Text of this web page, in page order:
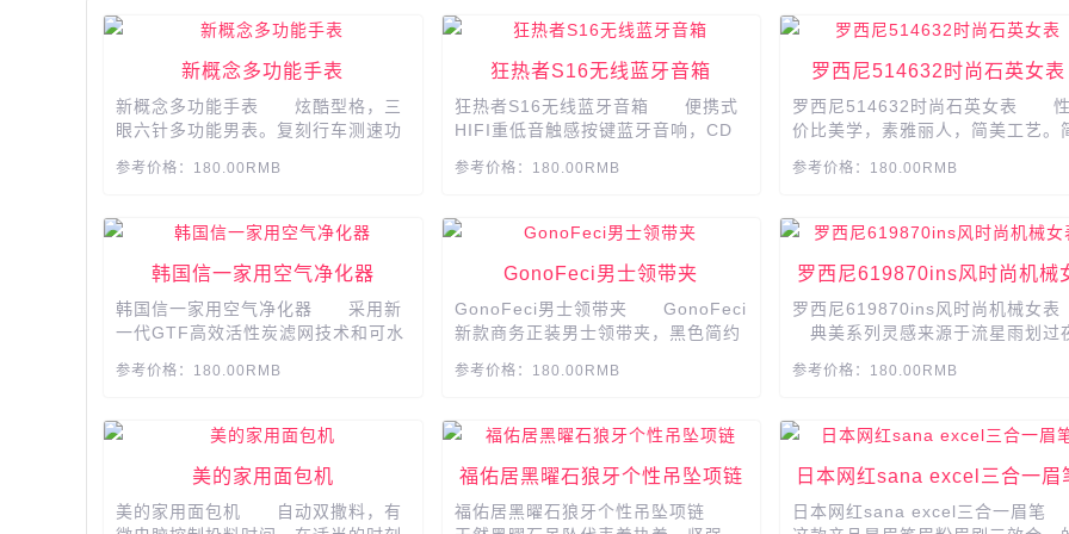
新概念多功能手表
新概念多功能手表 炫酷型格，三
眼六针多功能男表。复刻行车测速功
军工级潮牌腕表，适合送给可爱的T
参考价格：180.00RMB
狂热者S16无线蓝牙音箱
狂热者S16无线蓝牙音箱 便携式
HIFI重低音触感按键蓝牙音响，CD
起来。配套APP，免费电台，随便
参考价格：180.00RMB
​​​​​​​罗西尼514632时尚石英女表
罗西尼514632时尚石英女表
价比美学，素雅丽人，简美工艺。
气质加分。 产品参数： 品
632 手表种类:女 风格:休
形 显示方式:指针式 上市...
参考价格：180.00RMB
韩国信一家用空气净化器
韩国信一家用空气净化器 采用新
一代GTF高效活性炭滤网技术和可水
染，如恐怖的二手烟、装修飘来的粉
参考价格：180.00RMB
​​​​​​​GonoFeci男士领带夹
GonoFeci男士领带夹 GonoFeci
新款商务正装男士领带夹，黑色简约
于意大利品质生活。​​​​​​​​​​​​​​...
参考价格：180.00RMB
罗西尼619870ins风时尚机械
表
罗西尼619870ins风时尚机械女
典美系列灵感来源于流星雨划过
着幸运与希望。 产品参数
号:619870 风格:时尚 形状
保 品牌产地:国内 流...
参考价格：180.00RMB
美的家用面包机
美的家用面包机 自动双撒料，有
福佑居黑曜石狼牙个性吊坠项链
福佑居黑曜石狼牙个性吊坠项链
日本网红sana excel三合一眉
日本网红sana excel三合一眉